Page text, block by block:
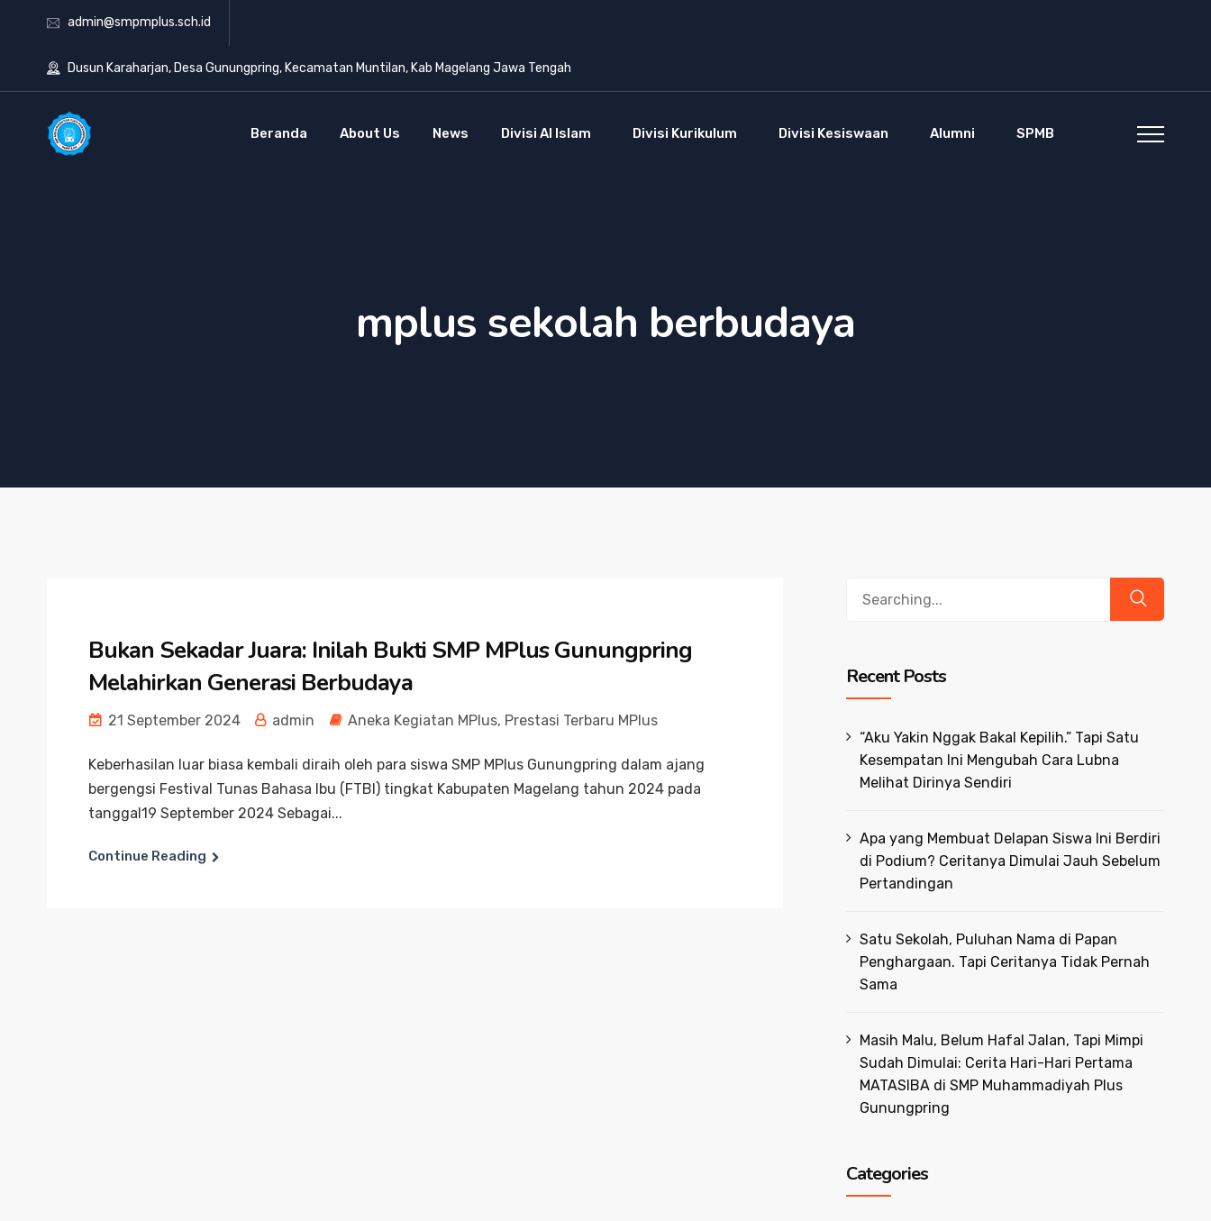
admin@smpmplus.sch.id
Dusun Karaharjan, Desa Gunungpring, Kecamatan Muntilan, Kab Magelang Jawa Tengah
Beranda About Us News Divisi Al Islam Divisi Kurikulum Divisi Kesiswaan Alumni SPMB
mplus sekolah berbudaya
Bukan Sekadar Juara: Inilah Bukti SMP MPlus Gunungpring
Melahirkan Generasi Berbudaya
21 September 2024 admin Aneka Kegiatan MPlus, Prestasi Terbaru MPlus
Keberhasilan luar biasa kembali diraih oleh para siswa SMP MPlus Gunungpring dalam ajang
bergengsi Festival Tunas Bahasa Ibu (FTBI) tingkat Kabupaten Magelang tahun 2024 pada
tanggal19 September 2024 Sebagai...
Continue Reading
Recent Posts
“Aku Yakin Nggak Bakal Kepilih.” Tapi Satu
Kesempatan Ini Mengubah Cara Lubna
Melihat Dirinya Sendiri
Apa yang Membuat Delapan Siswa Ini Berdiri
di Podium? Ceritanya Dimulai Jauh Sebelum
Pertandingan
Satu Sekolah, Puluhan Nama di Papan
Penghargaan. Tapi Ceritanya Tidak Pernah
Sama
Masih Malu, Belum Hafal Jalan, Tapi Mimpi
Sudah Dimulai: Cerita Hari-Hari Pertama
MATASIBA di SMP Muhammadiyah Plus
Gunungpring
Categories